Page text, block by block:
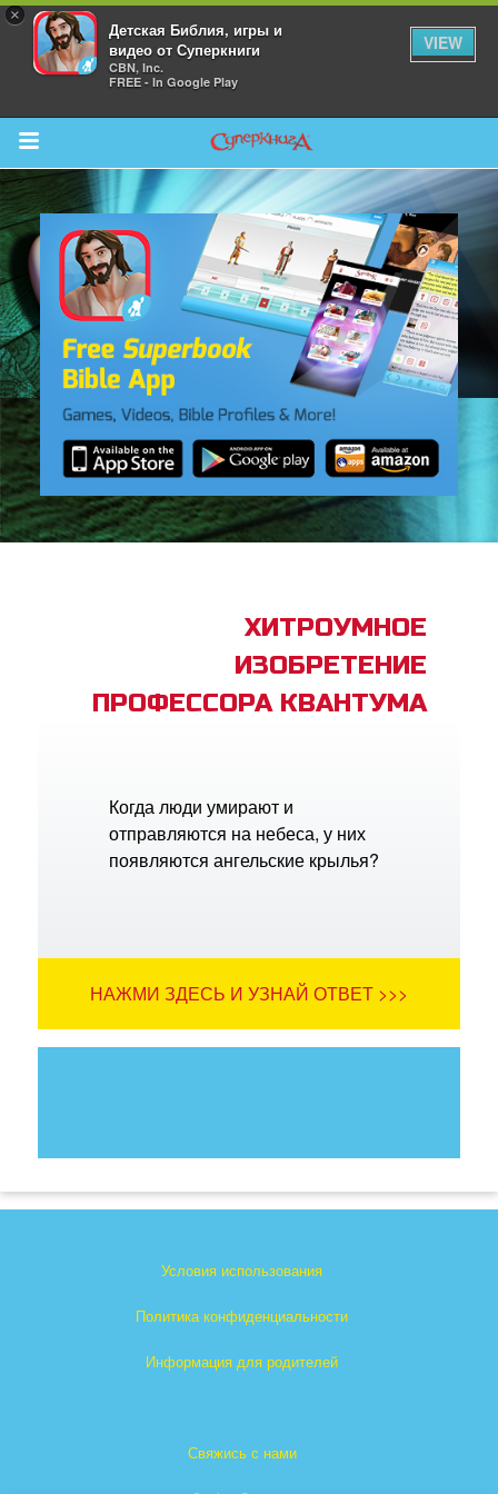
×
Детская Библия, игры и
видео от Суперкниги
CBN, Inc.
FREE - In Google Play
VIEW
Return to Content
Bible App
ХИТРОУМНОЕ
ИЗОБРЕТЕНИЕ
ПРОФЕССОРА КВАНТУМА
Когда люди умирают и
отправляются на небеса, у них
появляются ангельские крылья?
НАЖМИ ЗДЕСЬ И УЗНАЙ ОТВЕТ >>>
Условия использования
Политика конфиденциальности
Информация для родителей
Свяжись с нами